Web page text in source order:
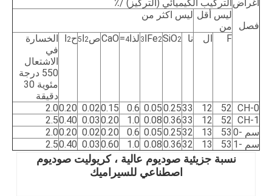
أغراض
فصل
التركيب الكيميائي (التركيز) /٪
ليس أقل
من
ليس اكثر من
F ال نا SiO2
Fe2
3 لذا4
=
CaOص2
5ح2
الخسارة
في
الاشتعال
550 درجة
مئوية 30
دقيقة
CH-0
52
12
33
0.25
0.05
0.6
0.15
0.02
0.20
2.0
CH-1
52
12
33
0.36
0.08
1.0
0.20
0.03
0.40
2.5
سم -0
53
13
32
0.25
0.05
0.6
0.20
0.02
0.20
2.0
سم -1
53
13
32
0.36
0.08
1.0
0.60
0.03
0.40
2.5
نسبة جزيئية صوديوم عالية ، كريوليت صوديوم
اصطناعي للسيراميك